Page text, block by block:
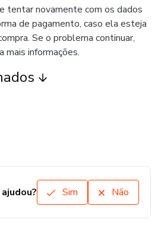
tentar novamente com os dados
de pagamento, caso ela esteja
Se o problema continuar,
mais informações.
Sim Não